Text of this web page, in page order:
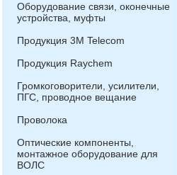
Оборудование связи, оконечные
устройства, муфты
Продукция 3М Telecom
Продукция Raychem
Громкоговорители, усилители,
ПГС, проводное вещание
Проволока
Оптические компоненты,
монтажное оборудование для
ВОЛС